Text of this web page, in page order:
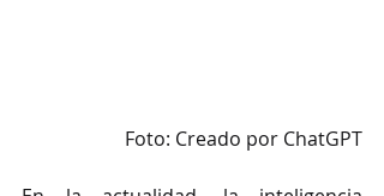
Foto: Creado por ChatGPT